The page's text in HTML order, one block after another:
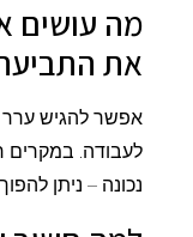
מה עושים
את
אפשר להגיש ערר
לעבודה. במקרים
נכונה – ניתן